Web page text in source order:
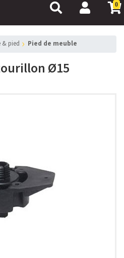
0
& pied Pied de meuble
Ø15